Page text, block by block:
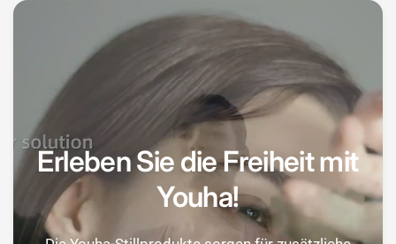
Erleben Sie die Freiheit mit
Youha!